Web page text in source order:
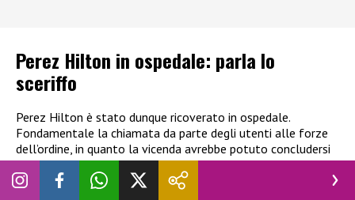
Perez Hilton in ospedale: parla lo
sceriffo
Perez Hilton è stato dunque ricoverato in ospedale.
Fondamentale la chiamata da parte degli utenti alle forze
dell’ordine, in quanto la vicenda avrebbe potuto concludersi
tragicamente. In una nota lo sceriffo ha voluto spiegate
come è stata gestita la situazione: